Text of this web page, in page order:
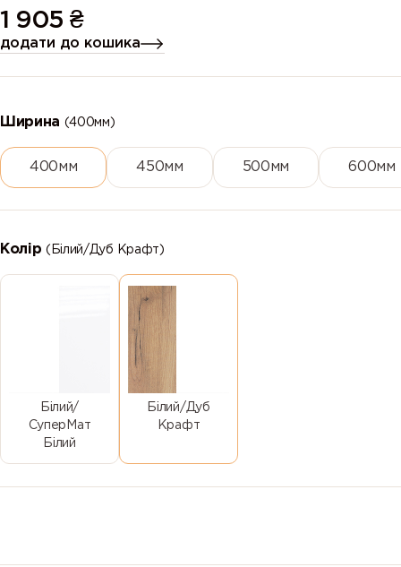
1 905 ₴
додати до кошика
Ширина (400мм)
400мм 450мм 500мм 600мм
Колір(Білий/Дуб Крафт)
Білий/
СуперМат
Білий
Білий/Дуб
Крафт